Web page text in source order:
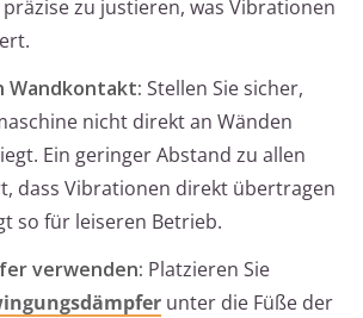
zu justieren, was Vibrationen
Wandkontakt: Stellen Sie sicher,
nicht direkt an Wänden
Ein geringer Abstand zu allen
dass Vibrationen direkt übertragen
so für leiseren Betrieb.
verwenden: Platzieren Sie
unter die Füße der